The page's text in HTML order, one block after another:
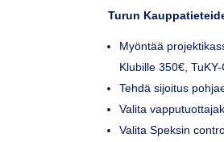
Turun
Myöntää
Klubille 350€,
Tehdä sijoitus
Valita
Valita Speksin